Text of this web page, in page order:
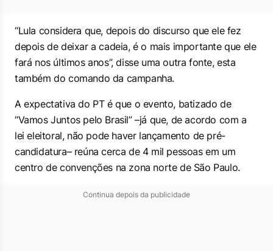
“Lula considera que, depois do discurso que ele fez
depois de deixar a cadeia, é o mais importante que ele
fará nos últimos anos”, disse uma outra fonte, esta
também do comando da campanha.
A expectativa do PT é que o evento, batizado de
“Vamos Juntos pelo Brasil” –já que, de acordo com a
lei eleitoral, não pode haver lançamento de pré-
candidatura– reúna cerca de 4 mil pessoas em um
centro de convenções na zona norte de São Paulo.
Continua depois da publicidade